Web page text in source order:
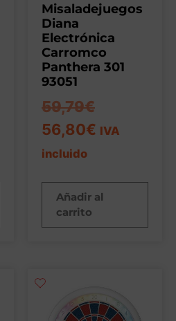
Misaladejuegos
Diana
Electrónica
Carromco
Panthera 301
93051
59,79€
56,80€ IVA
incluido
Añadir al
carrito